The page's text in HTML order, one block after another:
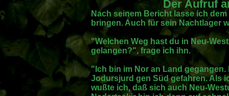
Der Aufruf
Nach seinem Bericht lasse ich
bringen. Auch für sein Nachtlager
"Welchen Weg hast du in Neu-
gelangen?", frage ich ihn.
"Ich bin im Nor an Land
Jodursjurd gen Süd gefahren. Als
wußte ich, daß sich auch Neu-